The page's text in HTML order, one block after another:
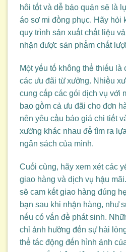
hôi tốt và dễ bảo quản sẽ là
áo sơ mi đồng phục. Hãy hỏi
quy trình sản xuất chất liệu
nhận được sản phẩm chất
Một yếu tố không thể thiếu là
các ưu đãi từ xưởng. Nhiều
cung cấp các gói dịch vụ với
bao gồm cả ưu đãi cho đơn
nên yêu cầu báo giá chi tiết
xưởng khác nhau để tìm ra
ngân sách của mình.
Cuối cùng, hãy xem xét các
giao hàng và dịch vụ hậu
sẽ cam kết giao hàng đúng
bạn sau khi nhận hàng, như
nếu có vấn đề phát sinh.
chỉ ảnh hưởng đến sự hài
thể tác động đến hình ảnh